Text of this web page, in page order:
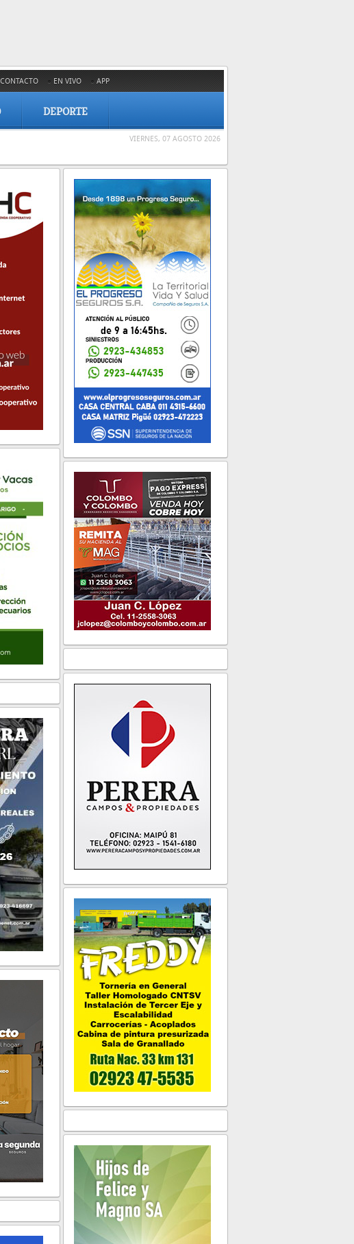
CONTACTO EN VIVO APP
DEPORTE
VIERNES, 07 AGOSTO 2026